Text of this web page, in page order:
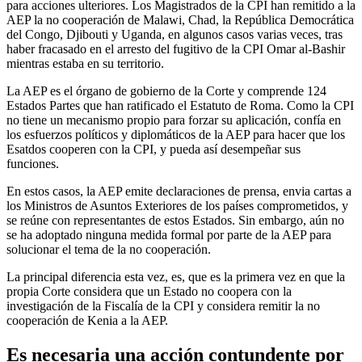
para acciones ulteriores. Los Magistrados de la CPI han remitido a la
AEP la no cooperación de Malawi, Chad, la República Democrática
del Congo, Djibouti y Uganda, en algunos casos varias veces, tras
haber fracasado en el arresto del fugitivo de la CPI Omar al-Bashir
mientras estaba en su territorio.
La AEP es el órgano de gobierno de la Corte y comprende 124
Estados Partes que han ratificado el Estatuto de Roma. Como la CPI
no tiene un mecanismo propio para forzar su aplicación, confía en
los esfuerzos políticos y diplomáticos de la AEP para hacer que los
Esatdos cooperen con la CPI, y pueda así desempeñar sus
funciones.
En estos casos, la AEP emite declaraciones de prensa, envia cartas a
los Ministros de Asuntos Exteriores de los países comprometidos, y
se reúne con representantes de estos Estados. Sin embargo, aún no
se ha adoptado ninguna medida formal por parte de la AEP para
solucionar el tema de la no cooperación.
La principal diferencia esta vez, es, que es la primera vez en que la
propia Corte considera que un Estado no coopera con la
investigación de la Fiscalía de la CPI y considera remitir la no
cooperación de Kenia a la AEP.
Es necesaria una acción contundente por